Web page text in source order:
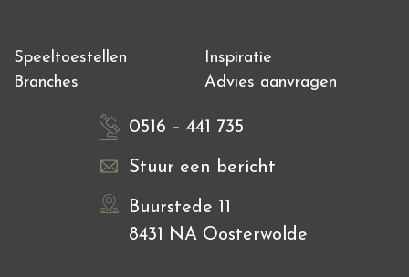
Speeltoestellen
Inspiratie
Branches
Advies aanvragen
0516 – 441 735
Stuur een bericht
Buurstede 11
8431 NA Oosterwolde